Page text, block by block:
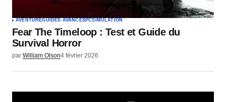
AVENTUREGUIDES AVANCÉSPCSIMULATION
Fear The Timeloop : Test et Guide du
Survival Horror
par William Olson4 février 2026